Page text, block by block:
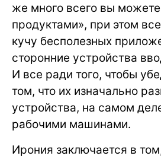
же много всего вы
продуктами», при этом
кучу бесполезных
сторонние устройства
И все ради того, чтобы
том, что их изначально
устройства, на самом
рабочими машинами.
Ирония заключается в